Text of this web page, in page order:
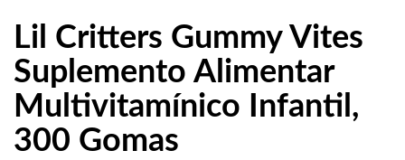
Lil Critters Gummy Vites
Suplemento Alimentar
Multivitamínico Infantil,
300 Gomas